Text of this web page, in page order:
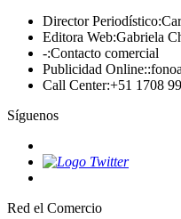
Director Periodístico:
Editora Web:Gabriela
-:Contacto comercial
Publicidad Online::
Call Center:+51 1708
Síguenos
Red el Comercio